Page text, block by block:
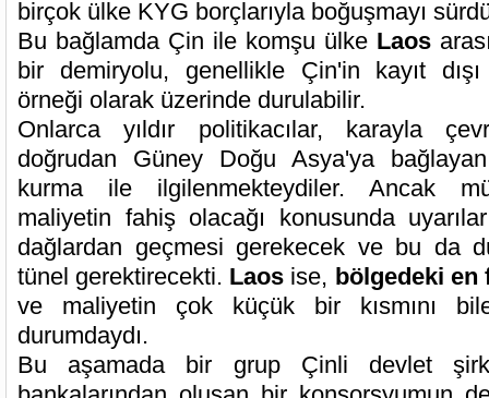
birçok ülke KYG borçlarıyla boğuşmayı
Bu bağlamda Çin ile komşu ülke Laos
bir demiryolu, genellikle Çin'in kayıt
örneği olarak üzerinde durulabilir.
Onlarca yıldır politikacılar, karayla
doğrudan Güney Doğu Asya'ya
kurma ile ilgilenmekteydiler. Ancak
maliyetin fahiş olacağı konusunda
dağlardan geçmesi gerekecek ve bu da
tünel gerektirecekti. Laos ise, bölgedeki
ve maliyetin çok küçük bir kısmını bile
durumdaydı.
Bu aşamada bir grup Çinli devlet